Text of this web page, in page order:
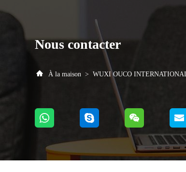
Nous contacter
À la maison > WUXI OUCO